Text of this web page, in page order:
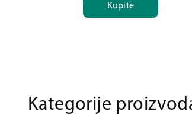
Kupite
Kategorije